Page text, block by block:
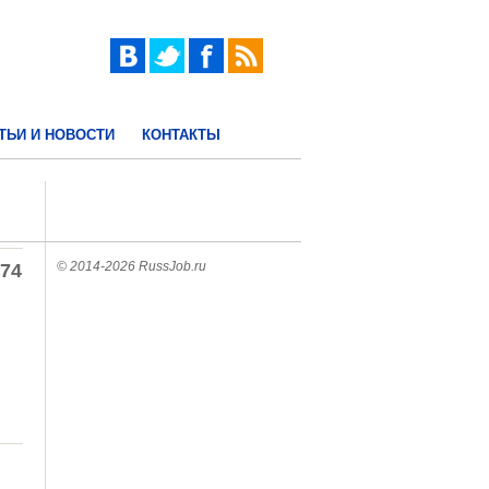
И НОВОСТИ КОНТАКТЫ
© 2014-2026 RussJob.ru